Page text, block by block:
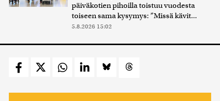
päiväkotien pihoilla toistuu vuodesta
toiseen sama kysymys: ”Missä kävit...
5.8.2026 15:02